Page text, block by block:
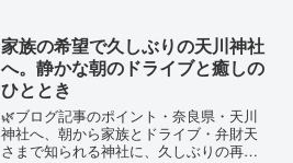
甲山を見ると雲ひとつない青空が広がっ
ていましたが、高速を走るう...
家族の希望で久しぶりの天川神社
へ。静かな朝のドライブと癒しの
ひととき
🌿ブログ記事のポイント・奈良県・天川
神社へ、朝から家族とドライブ・弁財天
さまで知られる神社に、久しぶりの再